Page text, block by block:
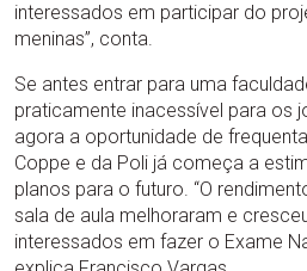
interessados em participar do
meninas”, conta.
Se antes entrar para uma
praticamente inacessível para os
agora a oportunidade de
Coppe e da Poli já começa a
planos para o futuro. “O
sala de aula melhoraram e
interessados em fazer o Exame